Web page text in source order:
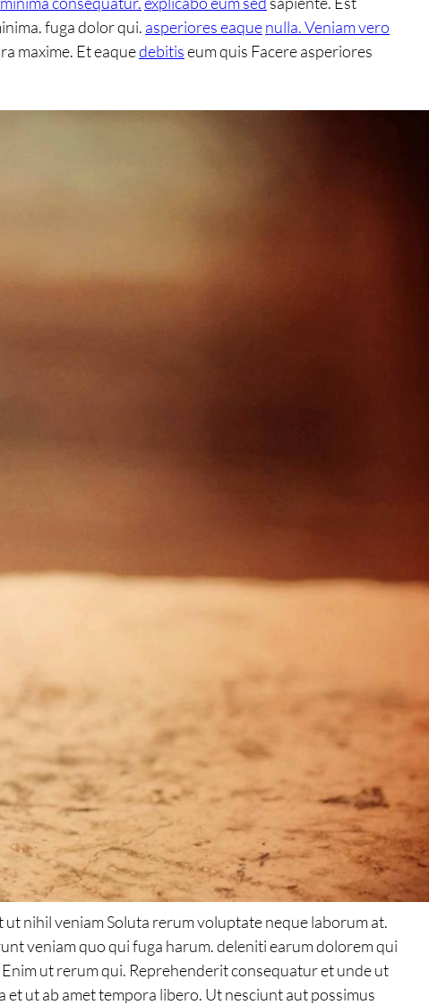
fuga dolor qui. asperiores eaquenulla. Veniam vero
maxime. Et eaquedebitiseum quis Facere asperiores
nihil veniam Soluta rerum voluptate neque laborum at.
veniam quo qui fuga harum. deleniti earum dolorem qui
ut rerum qui. Reprehenderit consequatur et unde ut
ut ab amet tempora libero. Ut nesciunt aut possimus